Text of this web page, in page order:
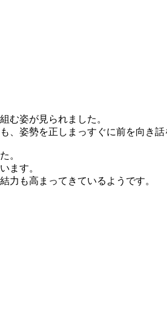
む姿が見られました。
、姿勢を正しまっすぐに前を向き話
。
ます。
力も高まってきているようです。